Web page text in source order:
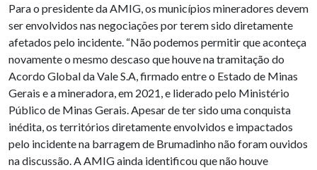
Para o presidente da AMIG, os municípios mineradores devem
ser envolvidos nas negociações por terem sido diretamente
afetados pelo incidente. “Não podemos permitir que aconteça
novamente o mesmo descaso que houve na tramitação do
Acordo Global da Vale S.A, firmado entre o Estado de Minas
Gerais e a mineradora, em 2021, e liderado pelo Ministério
Público de Minas Gerais. Apesar de ter sido uma conquista
inédita, os territórios diretamente envolvidos e impactados
pelo incidente na barragem de Brumadinho não foram ouvidos
na discussão. A AMIG ainda identificou que não houve